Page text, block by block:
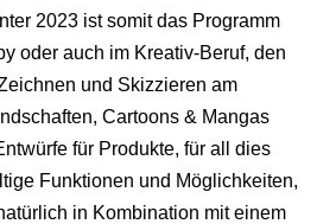
2023 ist somit das Programm
oder auch im Kreativ-Beruf, den
und Skizzieren am
Cartoons & Mangas
für Produkte, für all dies
Funktionen und Möglichkeiten,
in Kombination mit einem